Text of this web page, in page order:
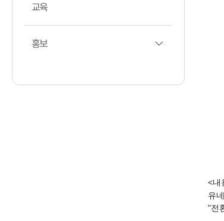
교육
홍보
<내
유
"전